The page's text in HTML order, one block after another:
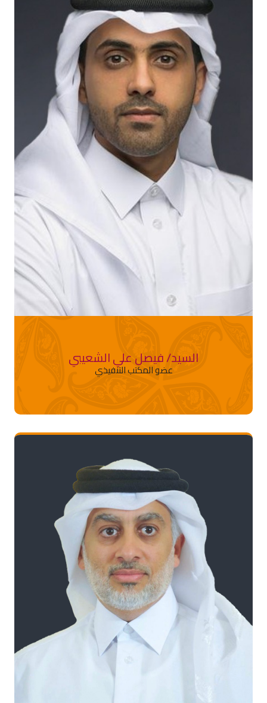
السيد/ فيصل علي الشعيبي
عضو المكتب التنفيذي